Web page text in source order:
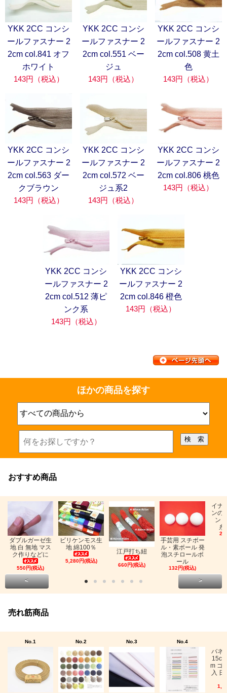
YKK 2CC コンシ
ールファスナー 2
2cm col.841 オフ
ホワイト
143円（税込）
YKK 2CC コンシ
ールファスナー 2
2cm col.551 ベー
ジュ
143円（税込）
YKK 2CC コンシ
ールファスナー 2
2cm col.508 黄土
色
143円（税込）
YKK 2CC コンシ
ールファスナー 2
2cm col.563 ダー
クブラウン
143円（税込）
YKK 2CC コンシ
ールファスナー 2
2cm col.572 ベー
ジュ系2
143円（税込）
YKK 2CC コンシ
ールファスナー 2
2cm col.806 桃色
143円（税込）
YKK 2CC コンシ
ールファスナー 2
2cm col.512 薄ピ
ンク系
143円（税込）
YKK 2CC コンシ
ールファスナー 2
2cm col.846 橙色
143円（税込）
ほかの商品を探す
おすすめ商品
ダブルガーゼ生
地 白 無地 マス
ク作りなどに
550円(税込)
ビリケンモス生
地 綿100％
5,280円(税込)
江戸打ち紐
660円(税込)
手芸用 スチボー
ル・素ボール 発
泡スチロールボ
ール
132円(税込)
イナ
ンの
ン
糸
< >
売れ筋商品
No.1 No.2 No.3 No.4
バネ
m ゴ
入